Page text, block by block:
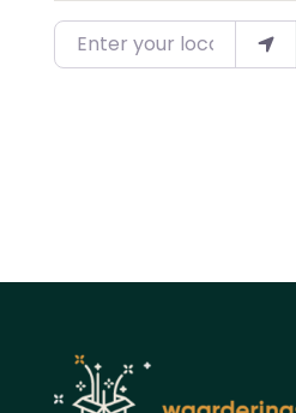
Enter your location